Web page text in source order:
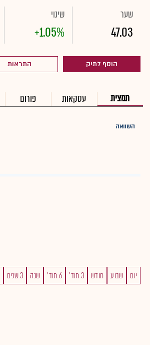
שער
47.03
שינוי
+1.05%
הוסף לתיק התראות
תמצית עסקאות פורום
השוואה
יום שבוע חודש 3 חוד' 6 חוד' שנה 3 שנים